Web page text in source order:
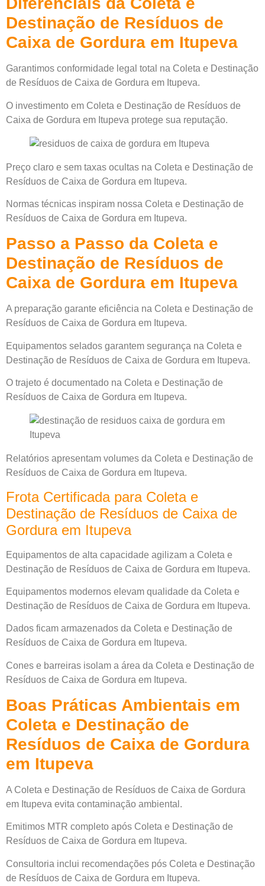
Destinação de Resíduos de
Caixa de Gordura em Itupeva
Garantimos conformidade legal total na Coleta e Destinação
de Resíduos de Caixa de Gordura em Itupeva.
O investimento em Coleta e Destinação de Resíduos de
Caixa de Gordura em Itupeva protege sua reputação.
Preço claro e sem taxas ocultas na Coleta e Destinação de
Resíduos de Caixa de Gordura em Itupeva.
Normas técnicas inspiram nossa Coleta e Destinação de
Resíduos de Caixa de Gordura em Itupeva.
Passo a Passo da Coleta e
Destinação de Resíduos de
Caixa de Gordura em Itupeva
A preparação garante eficiência na Coleta e Destinação de
Resíduos de Caixa de Gordura em Itupeva.
Equipamentos selados garantem segurança na Coleta e
Destinação de Resíduos de Caixa de Gordura em Itupeva.
O trajeto é documentado na Coleta e Destinação de
Resíduos de Caixa de Gordura em Itupeva.
Relatórios apresentam volumes da Coleta e Destinação de
Resíduos de Caixa de Gordura em Itupeva.
Frota Certificada para Coleta e
Destinação de Resíduos de Caixa de
Gordura em Itupeva
Equipamentos de alta capacidade agilizam a Coleta e
Destinação de Resíduos de Caixa de Gordura em Itupeva.
Equipamentos modernos elevam qualidade da Coleta e
Destinação de Resíduos de Caixa de Gordura em Itupeva.
Dados ficam armazenados da Coleta e Destinação de
Resíduos de Caixa de Gordura em Itupeva.
Cones e barreiras isolam a área da Coleta e Destinação de
Resíduos de Caixa de Gordura em Itupeva.
Boas Práticas Ambientais em
Coleta e Destinação de
Resíduos de Caixa de Gordura
em Itupeva
A Coleta e Destinação de Resíduos de Caixa de Gordura
em Itupeva evita contaminação ambiental.
Emitimos MTR completo após Coleta e Destinação de
Resíduos de Caixa de Gordura em Itupeva.
Consultoria inclui recomendações pós Coleta e Destinação
de Resíduos de Caixa de Gordura em Itupeva.